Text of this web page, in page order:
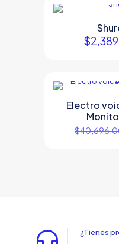
$
Electro
$
¿Tienes